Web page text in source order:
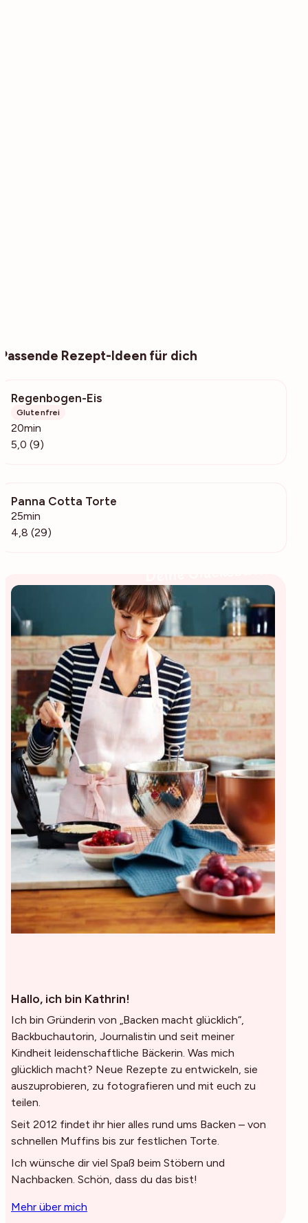
Passende Rezept-Ideen für dich
Regenbogen-Eis
Glutenfrei
20min
5,0 (9)
Panna Cotta Torte
25min
4,8 (29)
Hallo, ich bin Kathrin!
Ich bin Gründerin von „Backen macht glücklich“,
Backbuchautorin, Journalistin und seit meiner
Kindheit leidenschaftliche Bäckerin. Was mich
glücklich macht? Neue Rezepte zu entwickeln, sie
auszuprobieren, zu fotografieren und mit euch zu
teilen.
Seit 2012 findet ihr hier alles rund ums Backen – von
schnellen Muffins bis zur festlichen Torte.
Ich wünsche dir viel Spaß beim Stöbern und
Nachbacken. Schön, dass du das bist!
Mehr über mich